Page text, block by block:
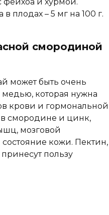
в плодах – 5 мг на 100 г.
смородиной
может быть очень
медью, которая нужна
крови и гормональной
в смородине и цинк,
мозговой
кожи. Пектин,
пользу